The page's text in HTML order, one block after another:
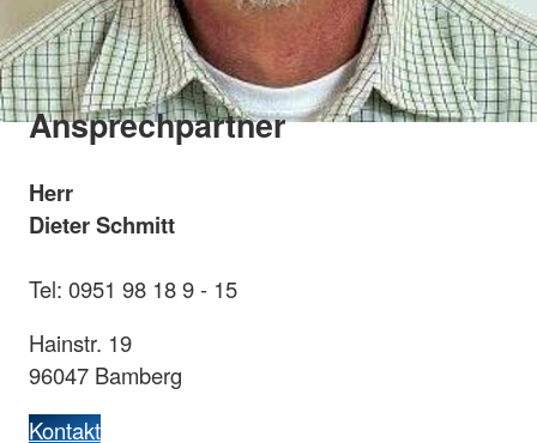
Ansprechpartner
Herr
Dieter Schmitt
Tel: 0951 98 18 9 - 15
Hainstr. 19
96047 Bamberg
Kontakt